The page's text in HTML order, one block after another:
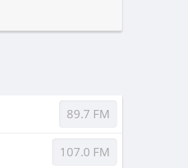
89.7 FM
107.0 FM